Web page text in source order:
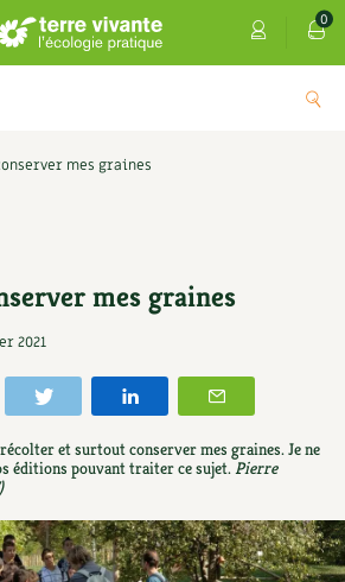
0
bio
Centre Terre vivante
du jardin
mes graines
mes graines
2021
et surtout conserver mes graines. Je ne
éditions pouvant traiter ce sujet.Pierre
tisanes qui soignent
9,90